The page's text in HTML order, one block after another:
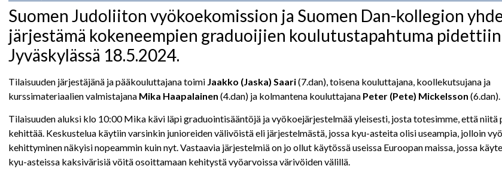
Suomen Judoliiton vyökoekomission ja Suomen Dan-kollegion
järjestämä kokeneempien graduoijien koulutustapahtuma pidettiin
Jyväskylässä 18.5.2024.
Tilaisuuden järjestäjänä ja pääkouluttajana toimi Jaakko (Jaska) Saari(7.dan), toisena kouluttajana, koollekutsujana ja
kurssimateriaalien valmistajana Mika Haapalainen (4.dan) ja kolmantena kouluttajana Peter (Pete) Mickelsson (6.dan).
Tilaisuuden aluksi klo 10:00 Mika kävi läpi graduointisääntöjä ja vyökoejärjestelmää yleisesti, josta totesimme, että niitä
kehittää. Keskustelua käytiin varsinkin junioreiden välivöistä eli järjestelmästä, jossa kyu-asteita olisi useampia, jolloin
kehittyminen näkyisi nopeammin kuin nyt. Vastaavia järjestelmiä on jo ollut käytössä useissa Euroopan maissa, jossa
kyu-asteissa kaksivärisiä vöitä osoittamaan kehitystä vyöarvoissa värivöiden välillä.